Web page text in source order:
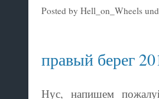
Posted by Hell_on_Wheels
правый берег
Нус, напишем